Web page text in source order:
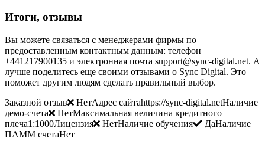
Итоги, отзывы
Вы можете связаться с менеджерами фирмы по
предоставленным контактным данным: телефон
+441217900135 и электронная почта support@sync-digital.net. А
лучше поделитесь еще своими отзывами о Sync Digital. Это
поможет другим людям сделать правильный выбор.
Заказной отзыв
НетАдрес сайтаhttps://sync-digital.netНаличие
демо-счета
НетМаксимальная величина кредитного
плеча1:1000Лицензия
НетНаличие обучения
ДаНаличие
ПАММ счетаНет